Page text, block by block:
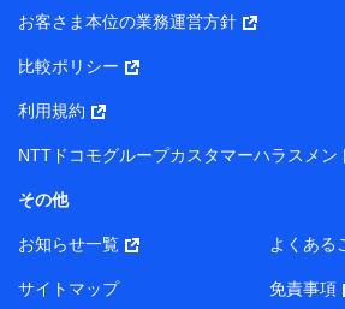
り）
株式会社NTTドコモ・フィナンシャル
社長 廣井 孝史
東京都中央区日本橋人形町2-14-10 ア
株式会社ドコモ・インシュアランス
村 忠義
お客さま本位の業務運営方針
比較ポリシー
利用規約
NTTドコモグループカスタマーハラスメン
その他
お知らせ一覧 よくある
サイトマップ 免責事項